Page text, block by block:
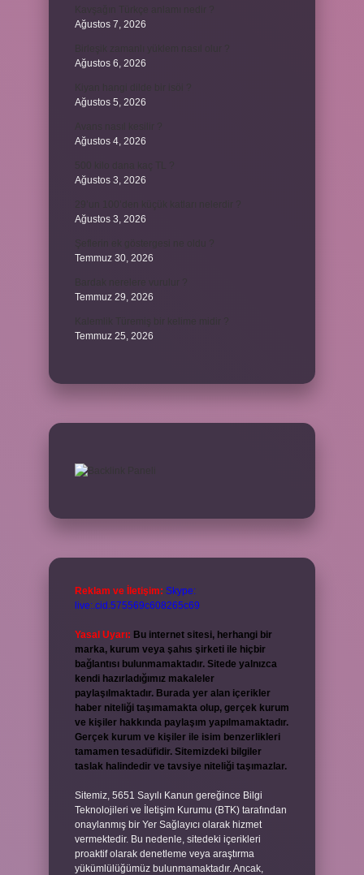
Ağustos 7, 2026
Ağustos 6, 2026
Ağustos 5, 2026
Ağustos 4, 2026
Ağustos 3, 2026
Ağustos 3, 2026
Temmuz 30, 2026
Temmuz 29, 2026
Temmuz 25, 2026
Reklam ve İletişim: Skype:
live:.cid.575569c608265c69
Yasal Uyarı: Bu internet sitesi, herhangi bir
marka, kurum veya şahıs şirketi ile hiçbir
bağlantısı bulunmamaktadır. Sitede yalnızca
kendi hazırladığımız makaleler
paylaşılmaktadır. Burada yer alan içerikler
haber niteliği taşımamakta olup, gerçek kurum
ve kişiler hakkında paylaşım yapılmamaktadır.
Gerçek kurum ve kişiler ile isim benzerlikleri
tamamen tesadüfidir. Sitemizdeki bilgiler
taslak halindedir ve tavsiye niteliği taşımazlar.
Sitemiz, 5651 Sayılı Kanun gereğince Bilgi
Teknolojileri ve İletişim Kurumu (BTK) tarafından
onaylanmış bir Yer Sağlayıcı olarak hizmet
vermektedir. Bu nedenle, sitedeki içerikleri
proaktif olarak denetleme veya araştırma
yükümlülüğümüz bulunmamaktadır. Ancak,